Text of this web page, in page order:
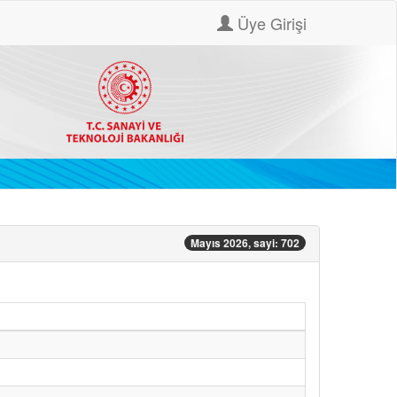
Üye Girişi
Mayıs 2026, sayi: 702